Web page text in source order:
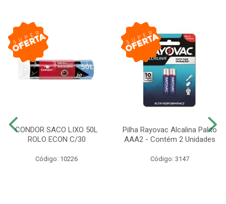
CONDOR SACO LIXO 50L
ROLO ECON C/30
Código: 10226
Pilha Rayovac Alcalina Palito
AAA2 - Contém 2 Unidades
Código: 3147